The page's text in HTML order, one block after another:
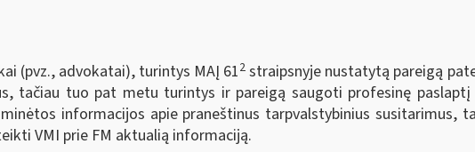
(pvz., advokatai), turintys MAĮ 612 straipsnyje nustatytą pareigą
tačiau tuo pat metu turintys ir pareigą saugoti profesinę
informacijos apie praneštinus tarpvalstybinius susitarimus,
VMI prie FM aktualią informaciją.